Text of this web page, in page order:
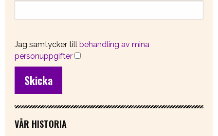
Jag samtycker till behandling av mina
personuppgifter
VÅR HISTORIA